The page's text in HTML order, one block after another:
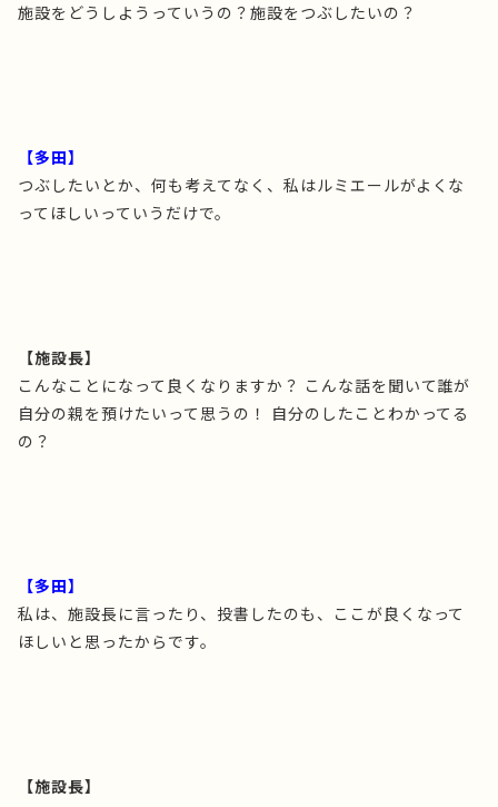
施設をどうしようっていうの？施設をつぶしたいの？
【多田】
つぶしたいとか、何も考えてなく、私はルミエールがよくな
ってほしいっていうだけで。
【施設長】
こんなことになって良くなりますか？ こんな話を聞いて誰が
自分の親を預けたいって思うの！ 自分のしたことわかってる
の？
【多田】
私は、施設長に言ったり、投書したのも、ここが良くなって
ほしいと思ったからです。
【施設長】